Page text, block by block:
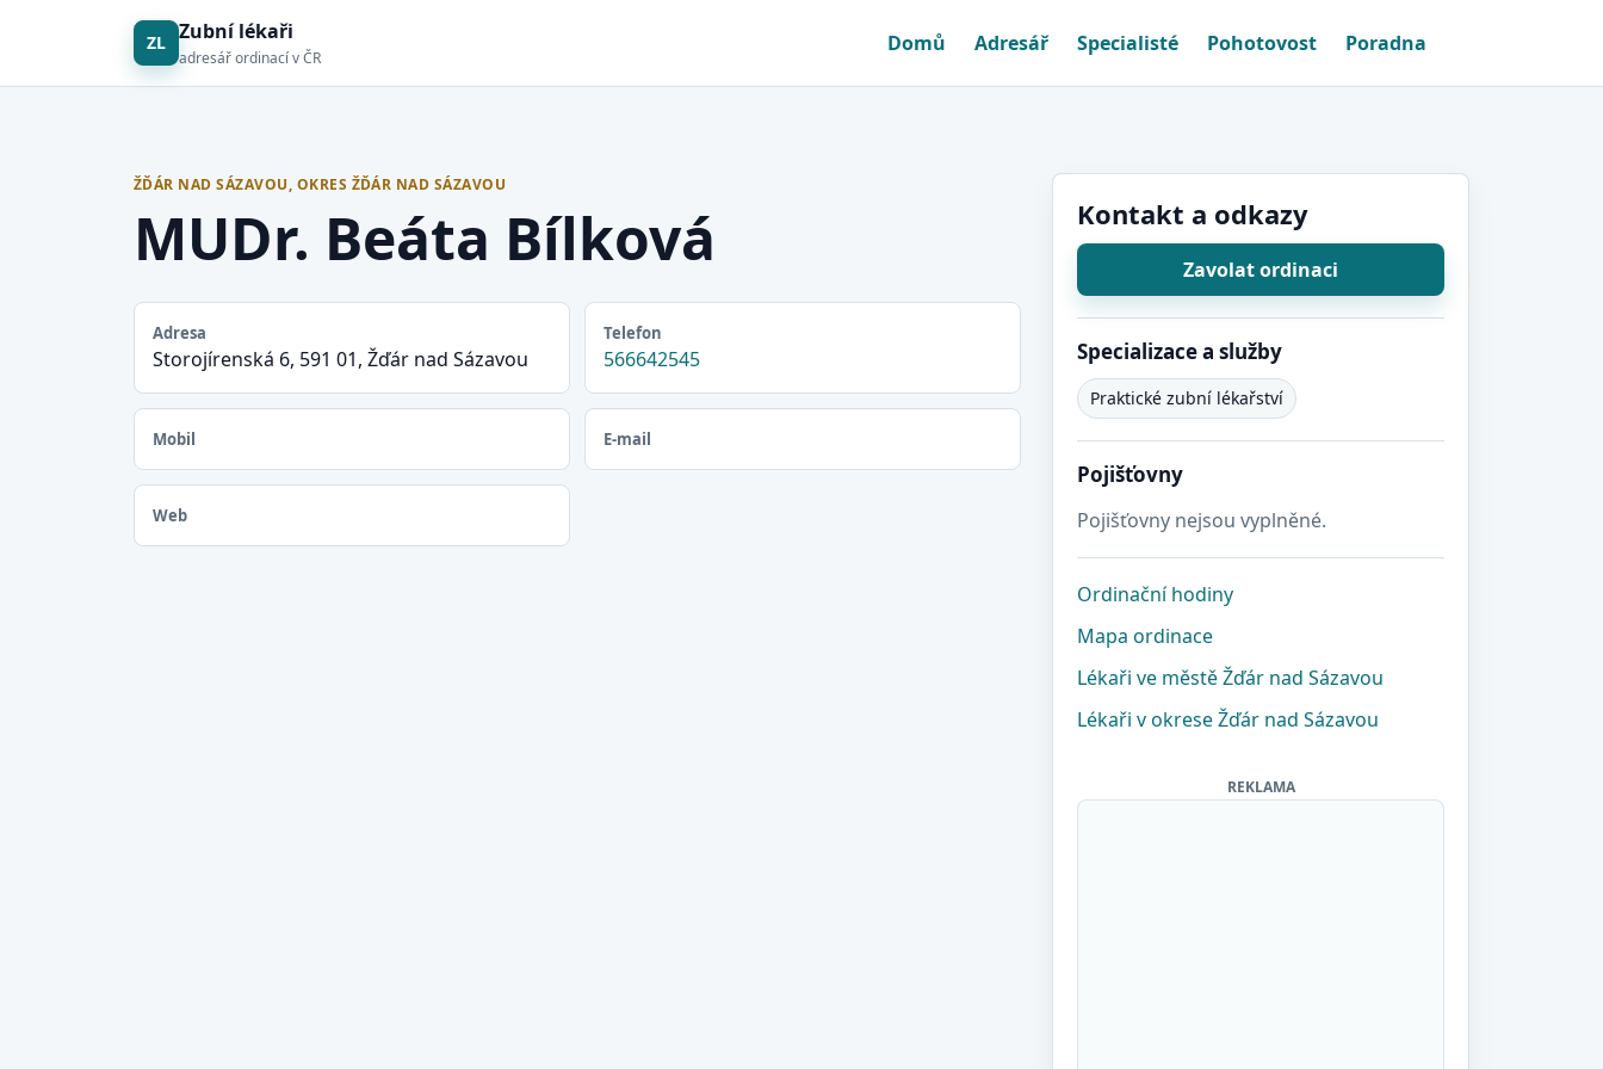
ZL Zubní lékaři
adresář ordinací v ČR
Domů Adresář Specialisté Pohotovost Poradna
ŽĎÁR NAD SÁZAVOU, OKRES ŽĎÁR NAD SÁZAVOU
MUDr. Beáta Bílková
Adresa
Storojírenská 6, 591 01, Žďár nad Sázavou
Telefon
566642545
Mobil E-mail
Web
Kontakt a odkazy
Zavolat ordinaci
Specializace a služby
Praktické zubní lékařství
Pojišťovny
Pojišťovny nejsou vyplněné.
Ordinační hodiny
Mapa ordinace
Lékaři ve městě Žďár nad Sázavou
Lékaři v okrese Žďár nad Sázavou
REKLAMA